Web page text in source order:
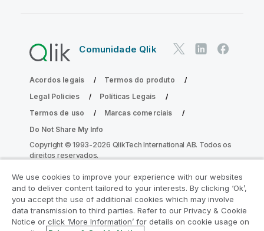
Comunidade Qlik
Acordos legais
Termos do produto
Legal Policies
Políticas Legais
Termos de uso
Marcas comerciais
Do Not Share My Info
Copyright © 1993-2026 QlikTech International AB. Todos os
direitos reservados.
Participe do Programa de Modernização
do Analytics
We use cookies to improve your experience with our websites
and to deliver content tailored to your interests. By clicking ‘Ok’,
you accept the use of additional cookies which may involve
data transmission to third parties. Refer to our Privacy & Cookie
Notice or click ‘More Information’ for details on cookie usage on